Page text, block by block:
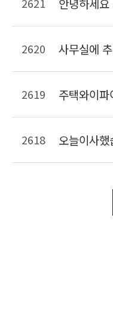
2620
2619 주택와이
2618